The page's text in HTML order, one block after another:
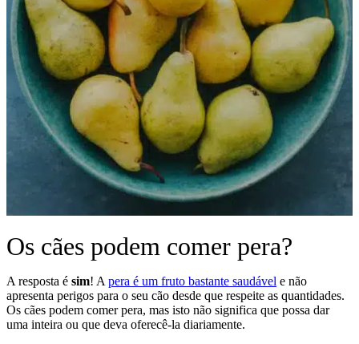
Os cães podem comer pera?
A resposta é sim! A pera é um fruto bastante saudável e não
apresenta perigos para o seu cão desde que respeite as quantidades.
Os cães podem comer pera, mas isto não significa que possa dar
uma inteira ou que deva oferecê-la diariamente.